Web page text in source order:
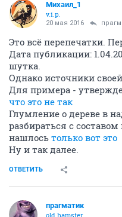
Михаил_1
v.i.p.
20 мая 2016
Это всё перепечатки.
Дата публикации:
шутка.
Однако источники
Для примера -
что это не так
Глумление о дереве в
разбираться с
нашлось только вот это
Ну и так далее.
ОТВЕТИТЬ
прагматик
old hamster